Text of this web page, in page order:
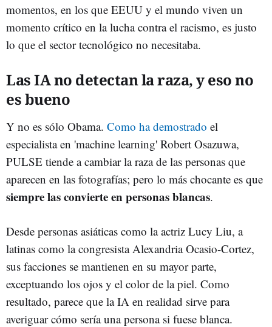
momentos, en los que EEUU y el mundo viven un
momento crítico en la lucha contra el racismo, es justo
lo que el sector tecnológico no necesitaba.
Las IA no detectan la raza, y eso no
es bueno
Y no es sólo Obama. Como ha demostrado el
especialista en 'machine learning' Robert Osazuwa,
PULSE tiende a cambiar la raza de las personas que
aparecen en las fotografías; pero lo más chocante es que
siempre las convierte en personas blancas.
Desde personas asiáticas como la actriz Lucy Liu, a
latinas como la congresista Alexandria Ocasio-Cortez,
sus facciones se mantienen en su mayor parte,
exceptuando los ojos y el color de la piel. Como
resultado, parece que la IA en realidad sirve para
averiguar cómo sería una persona si fuese blanca.